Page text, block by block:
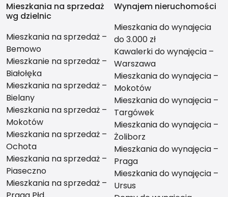
Mieszkania na sprzedaż
wg dzielnic
Mieszkania na sprzedaż –
Bemowo
Mieszkanie na sprzedaż –
Białołęka
Mieszkania na sprzedaż –
Bielany
Mieszkania na sprzedaż –
Mokotów
Mieszkania na sprzedaż –
Ochota
Mieszkania na sprzedaż –
Piaseczno
Mieszkania na sprzedaż –
Wynajem nieruchomości
Mieszkania do wynajęcia
do 3.000 zł
Kawalerki do wynajęcia –
Warszawa
Mieszkania do wynajęcia –
Mokotów
Mieszkania do wynajęcia –
Targówek
Mieszkania do wynajęcia –
Żoliborz
Mieszkania do wynajęcia –
Praga
Mieszkania do wynajęcia –
Ursus